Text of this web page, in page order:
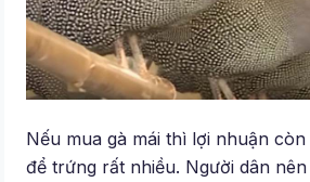
Nếu mua gà mái thì lợi nhuận
để trứng rất nhiều. Người dân